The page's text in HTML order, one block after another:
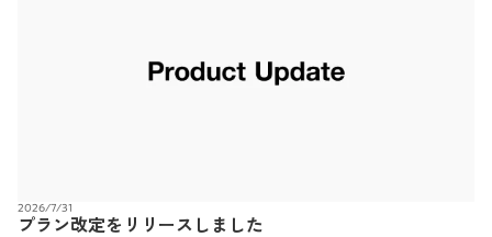
2026/7/31
プラン改定をリリースしました